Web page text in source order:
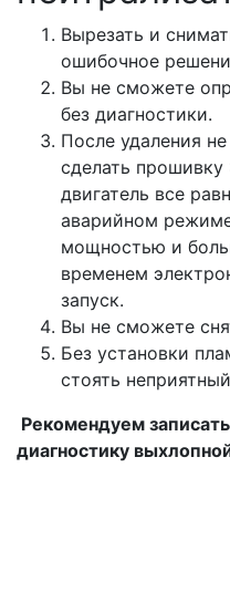
Вырезать и
ошибочное
Вы не сможете
без диагностики.
После удаления
сделать прошивку
двигатель все
аварийном
мощностью и
временем
запуск.
Вы не сможете
Без установки
стоять
Рекомендуем
диагностику